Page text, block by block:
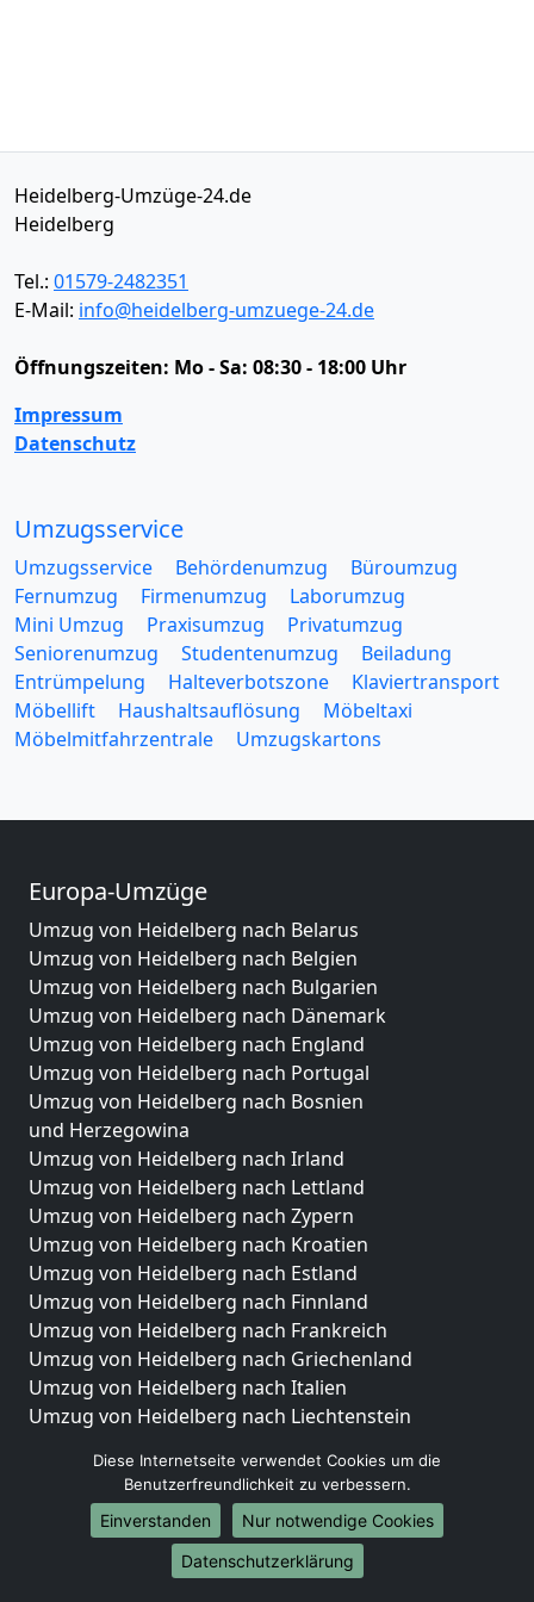
Heidelberg-Umzüge-24.de
Heidelberg
Tel.: 01579-2482351
E-Mail: info@heidelberg-umzuege-24.de
Öffnungszeiten: Mo - Sa: 08:30 - 18:00 Uhr
Impressum
Datenschutz
Umzugsservice
Umzugsservice Behördenumzug
Büroumzug
Fernumzug
Firmenumzug
Laborumzug
Mini Umzug
Praxisumzug
Privatumzug
Seniorenumzug
Studentenumzug
Beiladung
Entrümpelung
Halteverbotszone
Klaviertransport
Möbellift
Haushaltsauflösung
Möbeltaxi
Möbelmitfahrzentrale
Umzugskartons
Europa-Umzüge
Umzug von Heidelberg nach Belarus
Umzug von Heidelberg nach Belgien
Umzug von Heidelberg nach Bulgarien
Umzug von Heidelberg nach Dänemark
Umzug von Heidelberg nach England
Umzug von Heidelberg nach Portugal
Umzug von Heidelberg nach Bosnien
und Herzegowina
Umzug von Heidelberg nach Irland
Umzug von Heidelberg nach Lettland
Umzug von Heidelberg nach Zypern
Umzug von Heidelberg nach Kroatien
Umzug von Heidelberg nach Estland
Umzug von Heidelberg nach Finnland
Umzug von Heidelberg nach Frankreich
Umzug von Heidelberg nach Griechenland
Umzug von Heidelberg nach Italien
Umzug von Heidelberg nach Liechtenstein
Umzug von Heidelberg nach Niederlande
Umzug von Heidelberg nach Norwegen
Umzüge-Deutschlandweit
Umzug von Heidelberg nach Berlin
Diese Internetseite verwendet Cookies um die
Benutzerfreundlichkeit zu verbessern.
Einverstanden
Nur notwendige Cookies
Datenschutzerklärung